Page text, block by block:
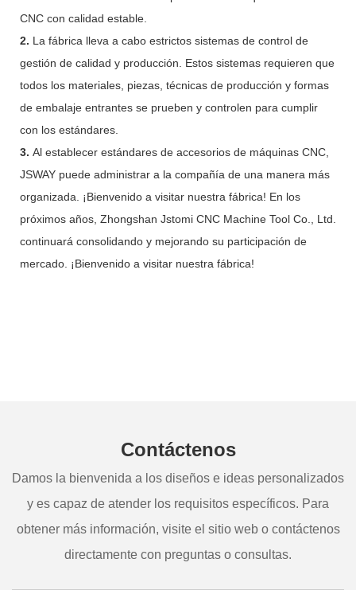
CNC con calidad estable.
2. La fábrica lleva a cabo estrictos sistemas de control de
gestión de calidad y producción. Estos sistemas requieren que
todos los materiales, piezas, técnicas de producción y formas
de embalaje entrantes se prueben y controlen para cumplir
con los estándares.
3. Al establecer estándares de accesorios de máquinas CNC,
JSWAY puede administrar a la compañía de una manera más
organizada. ¡Bienvenido a visitar nuestra fábrica! En los
próximos años, Zhongshan Jstomi CNC Machine Tool Co., Ltd.
continuará consolidando y mejorando su participación de
mercado. ¡Bienvenido a visitar nuestra fábrica!
Contáctenos
Damos la bienvenida a los diseños e ideas personalizados
y es capaz de atender los requisitos específicos. Para
obtener más información, visite el sitio web o contáctenos
directamente con preguntas o consultas.